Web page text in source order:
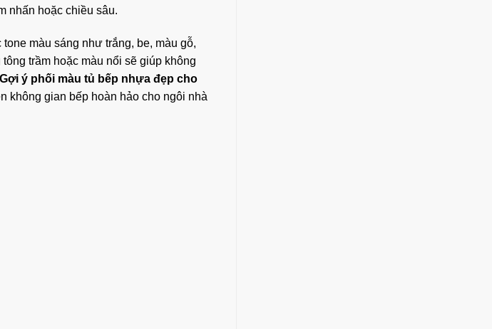
nhấn hoặc chiều sâu.
màu sáng như trắng, be, màu gỗ,
trầm hoặc màu nổi sẽ giúp không
Gợi ý phối màu tủ bếp nhựa đẹp cho
không gian bếp hoàn hảo cho ngôi nhà